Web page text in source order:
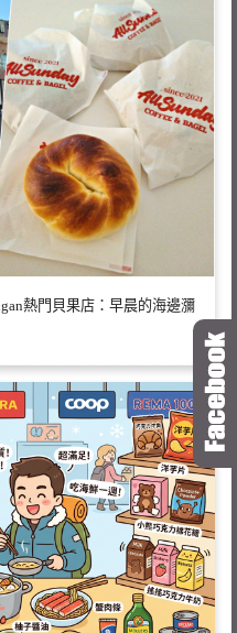
熱門貝果店：早晨的海邊瀰